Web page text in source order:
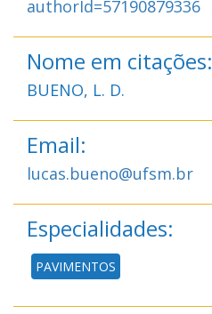
authorId=57190879336
Nome em citações:
BUENO, L. D.
Email:
lucas.bueno@ufsm.br
Especialidades:
PAVIMENTOS